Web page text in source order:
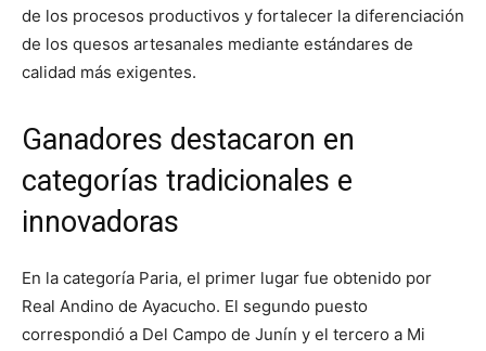
de los procesos productivos y fortalecer la diferenciación
de los quesos artesanales mediante estándares de
calidad más exigentes.
Ganadores destacaron en
categorías tradicionales e
innovadoras
En la categoría Paria, el primer lugar fue obtenido por
Real Andino de Ayacucho. El segundo puesto
correspondió a Del Campo de Junín y el tercero a Mi